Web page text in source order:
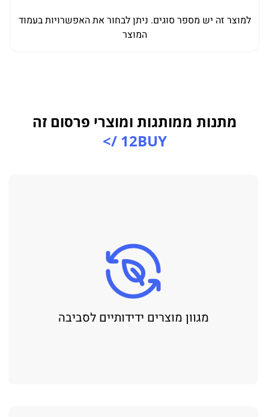
למוצר זה יש מספר סוגים. ניתן לבחור את האפשרויות בעמוד
המוצר
מתנות ממותגות ומוצרי פרסום זה
12BUY />
מגוון מוצרים ידידותיים לסביבה